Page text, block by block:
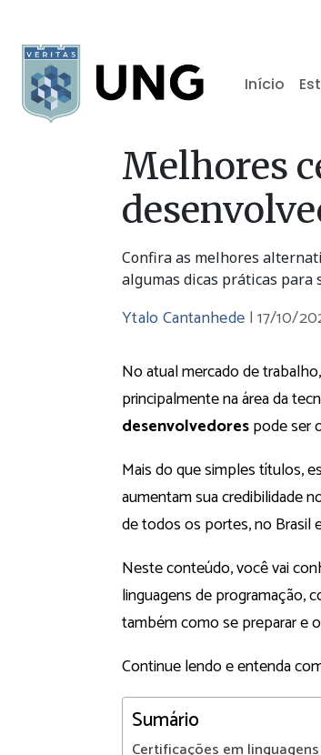
Início
Melhores
Confira as melhores
algumas dicas práticas para
Ytalo Cantanhede |17/10/
No atual mercado de
principalmente na área da
desenvolvedorespode ser
Mais do que simples títulos,
aumentam sua credibilidade
de todos os portes, no Brasil
Neste conteúdo, você vai
linguagens de programação,
também como se preparar e
Continue lendo e entenda
Sumário